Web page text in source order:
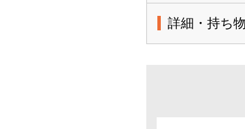
詳細・持ち物